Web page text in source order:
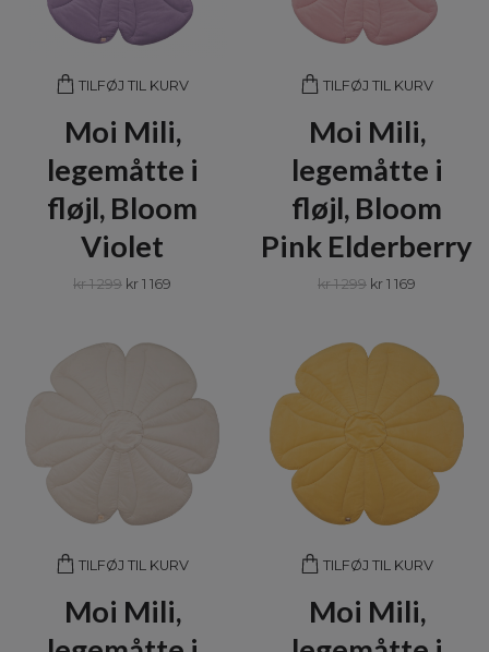
TILFØJ TIL KURV
Moi Mili,
legemåtte i
fløjl, Bloom
Violet
kr 1 299 kr 1 169
TILFØJ TIL KURV
Moi Mili,
legemåtte i
fløjl, Bloom
Pink Elderberry
kr 1 299 kr 1 169
TILFØJ TIL KURV
Moi Mili,
TILFØJ TIL KURV
Moi Mili,